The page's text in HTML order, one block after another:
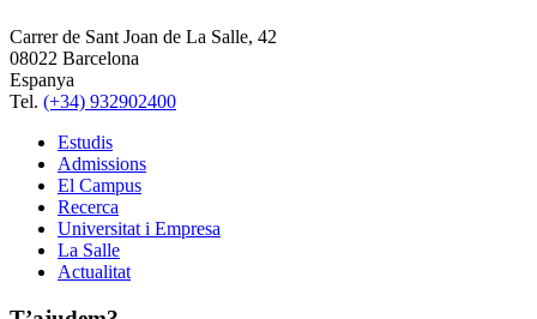
Carrer de Sant Joan de La Salle, 42
08022 Barcelona
Espanya
Tel. (+34) 932902400
Estudis
Admissions
El Campus
Recerca
Universitat i Empresa
La Salle
Actualitat